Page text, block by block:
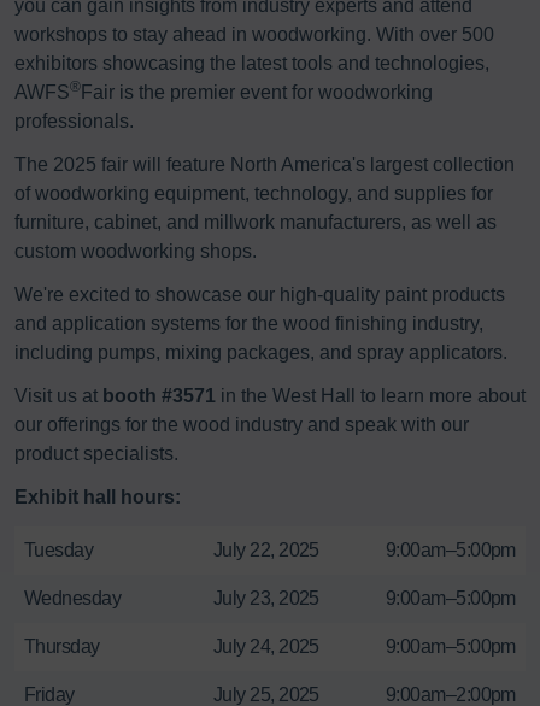
you can gain insights from industry experts and attend
workshops to stay ahead in woodworking. With over 500
exhibitors showcasing the latest tools and technologies,
AWFS® Fair is the premier event for woodworking
professionals.
The 2025 fair will feature North America's largest collection
of woodworking equipment, technology, and supplies for
furniture, cabinet, and millwork manufacturers, as well as
custom woodworking shops.
We're excited to showcase our high-quality paint products
and application systems for the wood finishing industry,
including pumps, mixing packages, and spray applicators.
Visit us at booth #3571 in the West Hall to learn more about
our offerings for the wood industry and speak with our
product specialists.
Exhibit hall hours:
Tuesday July 22, 2025 9:00am–5:00pm
Wednesday July 23, 2025 9:00am–5:00pm
Thursday July 24, 2025 9:00am–5:00pm
Friday July 25, 2025 9:00am–2:00pm